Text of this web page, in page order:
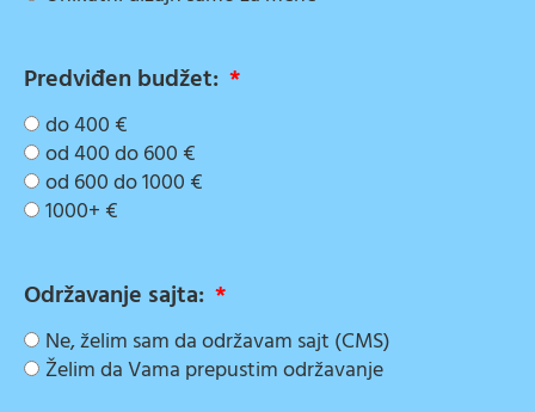
Predviđen budžet:
do 400 €
od 400 do 600 €
od 600 do 1000 €
1000+ €
Održavanje sajta:
Ne, želim sam da održavam sajt (CMS)
Želim da Vama prepustim održavanje